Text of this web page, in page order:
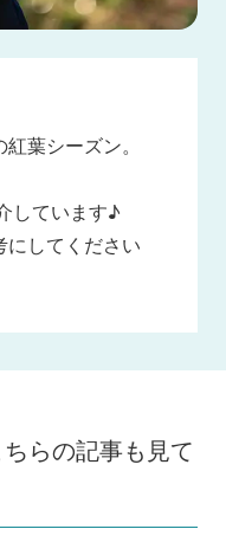
葉シーズン。
しています♪
にしてください
らの記事も見て